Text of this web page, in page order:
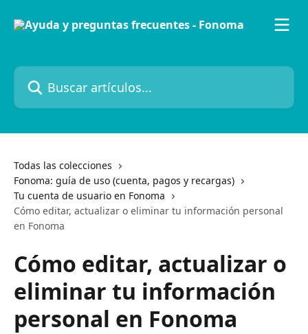
Buscar artículos...
Todas las colecciones
Fonoma: guía de uso (cuenta, pagos y recargas)
Tu cuenta de usuario en Fonoma
Cómo editar, actualizar o eliminar tu información personal
en Fonoma
Cómo editar, actualizar o
eliminar tu información
personal en Fonoma